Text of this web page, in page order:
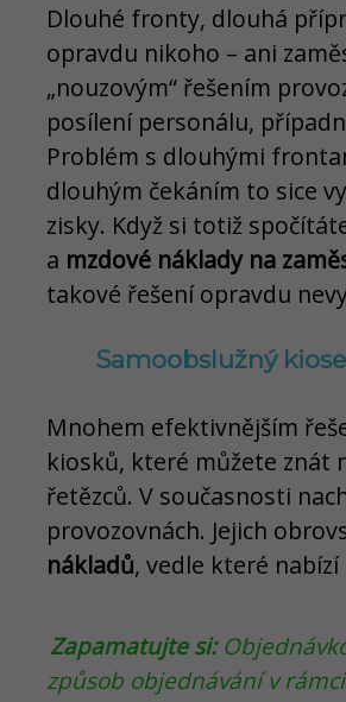
Dlouhé fronty, dlouhá
opravdu nikoho – ani
„nouzovým“ řešením
posílení personálu,
Problém s dlouhými
dlouhým čekáním to sice
zisky. Když si totiž
a mzdové náklady na
takové řešení opravdu
Samoobslužný
Mnohem efektivnějším
kiosků, které můžete znát
řetězců. V současnosti
provozovnách. Jejich
nákladů, vedle které
Zapamatujte si:
způsob objednávání v rámci